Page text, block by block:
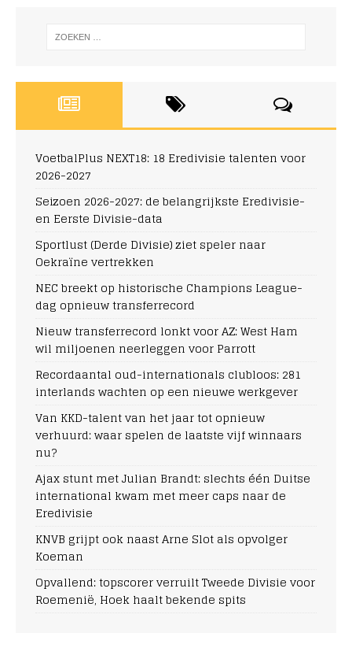
VoetbalPlus NEXT18: 18 Eredivisie talenten voor
2026-2027
Seizoen 2026-2027: de belangrijkste Eredivisie-
en Eerste Divisie-data
Sportlust (Derde Divisie) ziet speler naar
Oekraïne vertrekken
NEC breekt op historische Champions League-
dag opnieuw transferrecord
Nieuw transferrecord lonkt voor AZ: West Ham
wil miljoenen neerleggen voor Parrott
Recordaantal oud-internationals clubloos: 281
interlands wachten op een nieuwe werkgever
Van KKD-talent van het jaar tot opnieuw
verhuurd: waar spelen de laatste vijf winnaars
nu?
Ajax stunt met Julian Brandt: slechts één Duitse
international kwam met meer caps naar de
Eredivisie
KNVB grijpt ook naast Arne Slot als opvolger
Koeman
Opvallend: topscorer verruilt Tweede Divisie voor
Roemenië, Hoek haalt bekende spits